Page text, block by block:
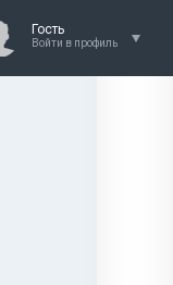
Гость
Войти в профиль